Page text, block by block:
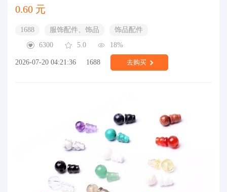
0.60 元
1688 服饰配件、饰品
饰品配件
6300
5.0 18%
2026-07-20 04:21:36 1688 去购买